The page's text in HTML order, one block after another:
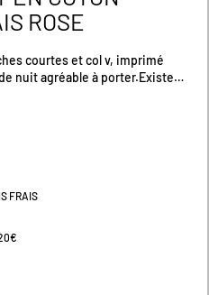
ROSE
courtes et col v, imprimé
nuit agréable à porter.Existe
FRAIS